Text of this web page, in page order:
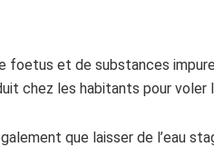
foetus et de substances
chez les habitants pour voler
que laisser de l’eau